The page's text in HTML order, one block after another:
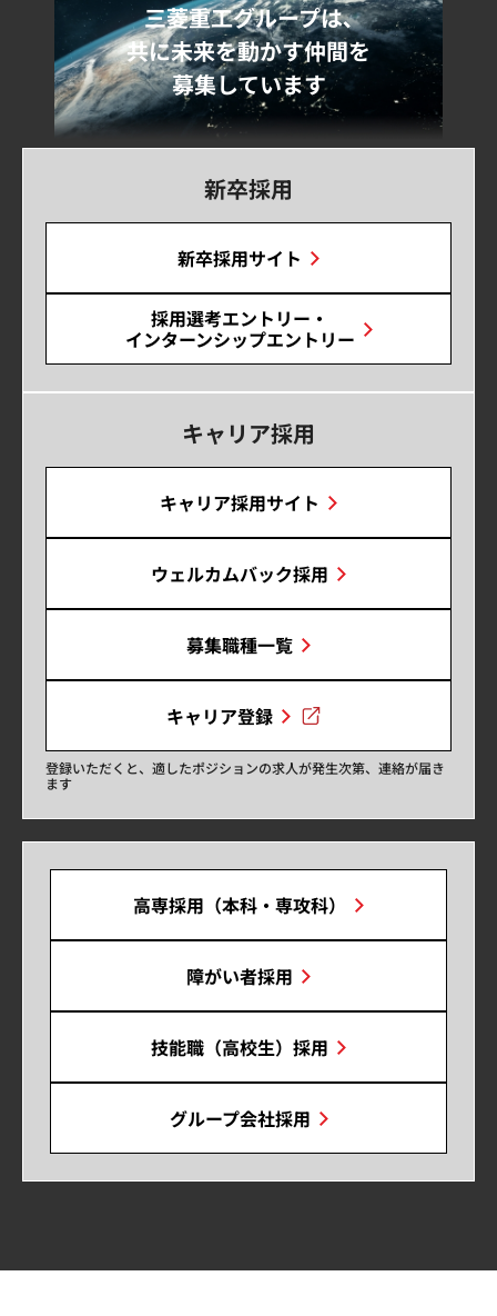
三菱重工グループは､
共に未来を動かす仲間を
募集しています
新卒採用
新卒採用サイト
採用選考エントリー・
インターンシップエントリー
キャリア採用
キャリア採用サイト
ウェルカムバック採用
募集職種一覧
キャリア登録
登録いただくと、適したポジションの求人が発生次第、連絡が届き
ます
高専採用（本科・専攻科）
障がい者採用
技能職（高校生）採用
グループ会社採用